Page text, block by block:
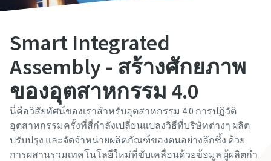
Smart Integrated
Assembly - สร้างศักยภาพ
ของอุตสาหกรรม 4.0
นี่คือวิสัยทัศน์ของเราสําหรับอุตสาหกรรม 4.0 การปฏิวัติ
อุตสาหกรรมครั้งที่สี่กําลังเปลี่ยนแปลงวิธีที่บริษัทต่างๆ ผลิต
ปรับปรุง และจัดจําหน่ายผลิตภัณฑ์ของตนอย่างลึกซึ้ง ด้วย
การผสานรวมเทคโนโลยีใหม่ที่ขับเคลื่อนด้วยข้อมูล ผู้ผลิตกํา